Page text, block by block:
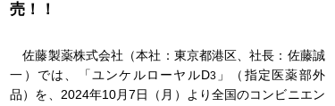
売！！
佐藤製薬株式会社（本社：東京都港区、社長：佐藤誠
一）では、「ユンケルローヤルD3」（指定医薬部外
品）を、2024年10月7日（月）より全国のコンビニエン